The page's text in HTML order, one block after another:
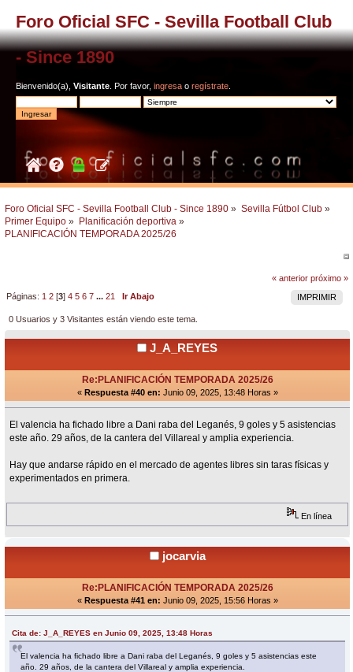
Foro Oficial SFC - Sevilla Football Club
- Since 1890
Bienvenido(a), Visitante . Por favor, ingresa o regístrate
Foro Oficial SFC - Sevilla Football Club - Since 1890 » Sevilla Fútbol Club »
Primer Equipo » Planificación deportiva »
PLANIFICACIÓN TEMPORADA 2025/26
« anterior próximo »
IMPRIMIR
Páginas: 1 2 [3]4 5 6 7 ...21 Ir Abajo
0 Usuarios y 3 Visitantes están viendo este tema.
J_A_REYES
Re:PLANIFICACIÓN TEMPORADA 2025/26
« Respuesta #40 en: Junio 09, 2025, 13:48 Horas »
El valencia ha fichado libre a Dani raba del Leganés, 9 goles y 5 asistencias
este año. 29 años, de la cantera del Villareal y amplia experiencia.
Hay que andarse rápido en el mercado de agentes libres sin taras físicas y
experimentados en primera.
En línea
jocarvia
Re:PLANIFICACIÓN TEMPORADA 2025/26
« Respuesta #41 en: Junio 09, 2025, 15:56 Horas »
Cita de: J_A_REYES en Junio 09, 2025, 13:48 Horas
El valencia ha fichado libre a Dani raba del Leganés, 9 goles y 5 asistencias este
año. 29 años, de la cantera del Villareal y amplia experiencia.